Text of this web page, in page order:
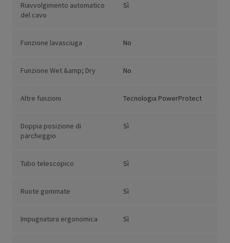
Riavvolgimento automatico
del cavo
Sì
Funzione lavasciuga No
Funzione Wet &amp; Dry No
Altre funzioni Tecnologia PowerProtect
Doppia posizione di
parcheggio
Sì
Tubo telescopico Sì
Ruote gommate Sì
Impugnatura ergonomica Sì